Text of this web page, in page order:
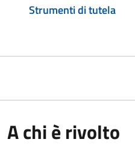
Strumenti di tutela
A chi è rivolto